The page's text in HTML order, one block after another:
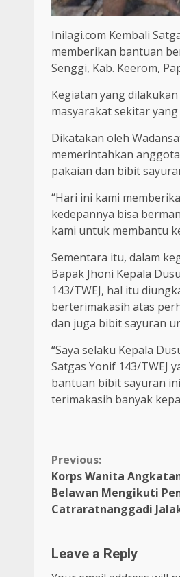
Inilagi.com Kembali
memberikan bantuan
Senggi, Kab. Keerom,
Kegiatan yang
masyarakat sekitar
Dikatakan oleh
memerintahkan
pakaian dan bibit
“Hari ini kami
kedepannya bisa
kami untuk membantu
Sementara itu, dalam
Bapak Jhoni Kepala
143/TWEJ, hal itu
berterimakasih atas
dan juga bibit sayuran
“Saya selaku Kepala
Satgas Yonif 143/TWEJ
bantuan bibit sayuran
terimakasih banyak
Continue
Reading
Previous:
Korps Wanita
Belawan Mengikuti
Catraratnanggadi
Leave a Reply